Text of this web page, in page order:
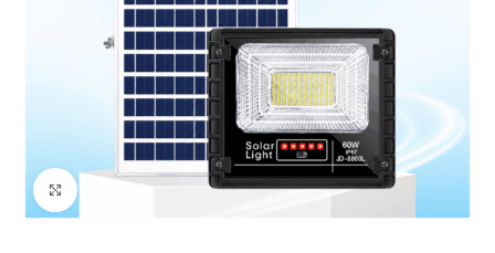
Click to enlarge